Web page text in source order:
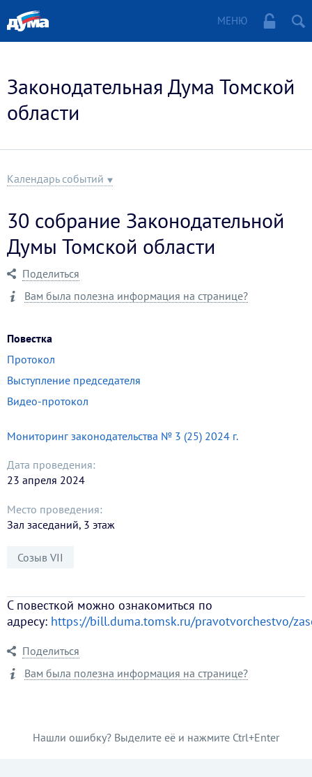
МЕНЮ
Законодательная Дума Томской
области
Календарь событий
30 собрание Законодательной
Думы Томской области
Поделиться
Вам была полезна информация на странице?
Повестка
Протокол
Выступление председателя
Видео-протокол
Мониторинг законодательства № 3 (25) 2024 г.
Дата проведения:
23 апреля 2024
Место проведения:
Зал заседаний, 3 этаж
Созыв VII
С повесткой можно ознакомиться по
адресу: https://bill.duma.tomsk.ru/pravotvorchestvo/
Поделиться
Вам была полезна информация на странице?
Нашли ошибку? Выделите её и нажмите Ctrl+Enter